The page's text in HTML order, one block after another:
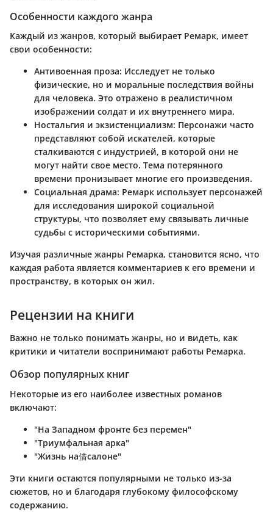
Особенности каждого жанра
Каждый из жанров, который выбирает Ремарк, имеет
свои особенности:
Антивоенная проза: Исследует не только
физические, но и моральные последствия войны
для человека. Это отражено в реалистичном
изображении солдат и их внутреннего мира.
Ностальгия и экзистенциализм: Персонажи часто
представляют собой искателей, которые
сталкиваются с индустрией, в которой они не
могут найти свое место. Тема потерянного
времени пронизывает многие его произведения.
Социальная драма: Ремарк использует персонажей
для исследования широкой социальной
структуры, что позволяет ему связывать личные
судьбы с историческими событиями.
Изучая различные жанры Ремарка, становится ясно, что
каждая работа является комментариев к его времени и
пространству, в которых он жил.
Рецензии на книги
Важно не только понимать жанры, но и видеть, как
критики и читатели воспринимают работы Ремарка.
Обзор популярных книг
Некоторые из его наиболее известных романов
включают:
"На Западном фронте без перемен"
"Триумфальная арка"
"Жизнь на借салоне"
Эти книги остаются популярными не только из-за
сюжетов, но и благодаря глубокому философскому
содержанию.